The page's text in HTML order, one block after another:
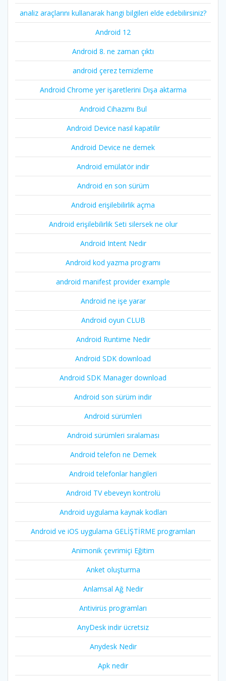
analiz araçlarını kullanarak hangi bilgileri elde edebilirsiniz?
Android 12
Android 8. ne zaman çıktı
android çerez temizleme
Android Chrome yer işaretlerini Dışa aktarma
Android Cihazımı Bul
Android Device nasıl kapatilir
Android Device ne demek
Android emülatör indir
Android en son sürüm
Android erişilebilirlik açma
Android erişilebilirlik Seti silersek ne olur
Android Intent Nedir
Android kod yazma programı
android manifest provider example
Android ne işe yarar
Android oyun CLUB
Android Runtime Nedir
Android SDK download
Android SDK Manager download
Android son sürüm indir
Android sürümleri
Android sürümleri sıralaması
Android telefon ne Demek
Android telefonlar hangileri
Android TV ebeveyn kontrolü
Android uygulama kaynak kodları
Android ve iOS uygulama GELİŞTİRME programları
Animonik çevrimiçi Eğitim
Anket oluşturma
Anlamsal Ağ Nedir
Antivirüs programları
AnyDesk indir ücretsiz
Anydesk Nedir
Apk nedir